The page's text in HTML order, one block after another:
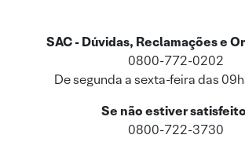
SAC - Dúvidas, Reclamações e
0800-772-0202
De segunda a sexta-feira das
Se não estiver
0800-722-3730